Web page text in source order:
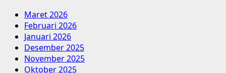
Maret 2026
Februari 2026
Januari 2026
Desember 2025
November 2025
Oktober 2025